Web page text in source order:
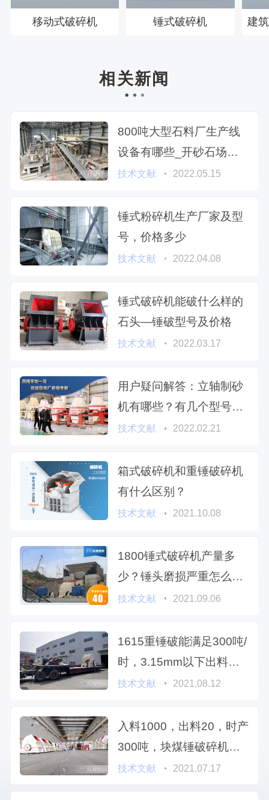
移动式破碎机 锤式破碎机 建
相关新闻
800吨大型石料厂生产线
设备有哪些_开砂石场费
用多少
技术文献 2022.05.15
锤式粉碎机生产厂家及型
号，价格多少
技术文献 2022.04.08
锤式破碎机能破什么样的
石头—锤破型号及价格
技术文献 2022.03.17
用户疑问解答：立轴制砂
机有哪些？有几个型号？
与锤式制砂机哪个好？
技术文献 2022.02.21
箱式破碎机和重锤破碎机
有什么区别？
技术文献 2021.10.08
1800锤式破碎机产量多
少？锤头磨损严重怎么解
决？
技术文献 2021.09.06
1615重锤破能满足300吨/
时，3.15mm以下出料石
灰石加工吗
技术文献 2021.08.12
入料1000，出料20，时产
300吨，块煤锤破碎机型
号及报价
技术文献 2021.07.17